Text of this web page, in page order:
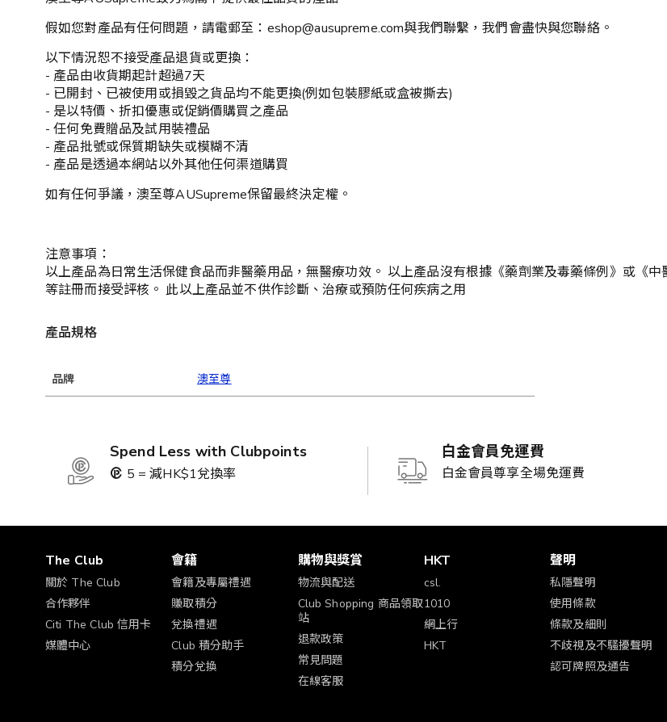
假如您對產品有任何問題，請電郵至：eshop@ausupreme.com與我們聯繫，我們會盡快與您聯絡。
以下情況恕不接受產品退貨或更換：
- 產品由收貨期起計超過7天
- 已開封、已被使用或損毀之貨品均不能更換(例如包裝膠紙或盒被撕去)
- 是以特價、折扣優惠或促銷價購買之產品
- 任何免費贈品及試用裝禮品
- 產品批號或保質期缺失或模糊不清
- 產品是透過本網站以外其他任何渠道購買
如有任何爭議，澳至尊AUSupreme保留最終決定權。
注意事項：
以上產品為日常生活保健食品而非醫藥用品，無醫療功效。 以上產品沒有根據《藥劑業及毒藥條例》或《
等註冊而接受評核。 此以上產品並不供作診斷、治療或預防任何疾病之用
產品規格
品牌 澳至尊
Spend Less with Clubpoints
5 = 減HK$1兌換率
白金會員免運費
白金會員尊享全場免運費
The Club
關於 The Club
合作夥伴
Citi The Club 信用卡
媒體中心
會籍
會籍及專屬禮遇
賺取積分
兌換禮遇
Club 積分助手
積分兌換
購物與獎賞
物流與配送
Club Shopping 商品領取
站
退款政策
常見問題
在線客服
HKT
csl.
1010
網上行
HKT
聲明
私隱聲明
使用條款
條款及細則
不歧視及不騷擾聲明
認可牌照及通告